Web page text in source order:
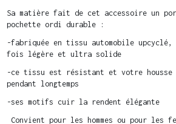
Sa matière fait de cet accessoire un
pochette ordi durable :
-fabriquée en tissu automobile
fois légère et ultra solide
-ce tissu est résistant et votre housse
pendant longtemps
-ses motifs cuir la rendent élégante
Convient pour les hommes ou pour les